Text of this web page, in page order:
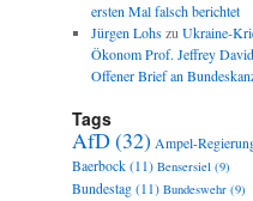
ersten Mal falsch berichtet
Jürgen Lohszu Ukraine-
Ökonom Prof. Jeffrey
Offener Brief an
Tags
AfD(32) Ampel-
Baerbock (11) Bensersiel (9)
Bundestag (11) Bundeswehr (9)